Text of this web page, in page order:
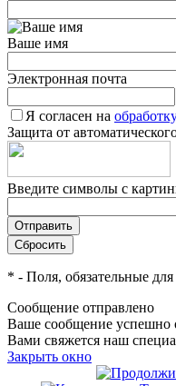
Ваше имя
Электронная почта
Я согласен на
Защита от
Введите символы с
* - Поля, обязательные
Сообщение отправлено
Ваше сообщение успешно
Вами свяжется наш
Закрыть окно